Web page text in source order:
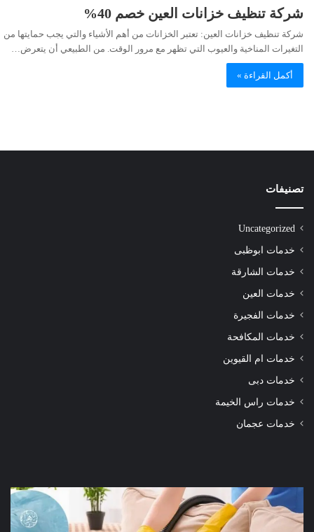
شركة تنظيف خزانات العين خصم 40%
شركة تنظيف خزانات العين: تعتبر الخزانات من أهم الأشياء والتي يجب حمايتها من
التغيرات المناخية والعيوب التي تظهر مع مرور الوقت. من الطبيعي أن يتعرض…
أكمل القراءة »
تصنيفات
Uncategorized
خدمات ابوظبى
خدمات الشارقة
خدمات العين
خدمات الفجيرة
خدمات المكافحة
خدمات ام القيوين
خدمات دبى
خدمات راس الخيمة
خدمات عجمان
شركة
تنظيف
كنب